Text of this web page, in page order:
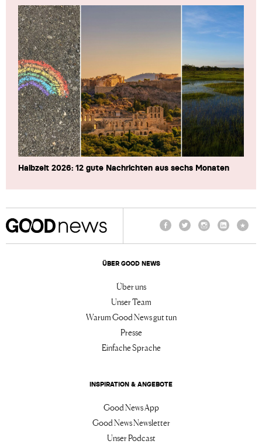
Halbzeit 2026: 12 gute Nachrichten aus sechs Monaten
ÜBER GOOD NEWS
Über uns
Unser Team
Warum Good News gut tun
Presse
Einfache Sprache
INSPIRATION & ANGEBOTE
Good News App
Good News Newsletter
Unser Podcast